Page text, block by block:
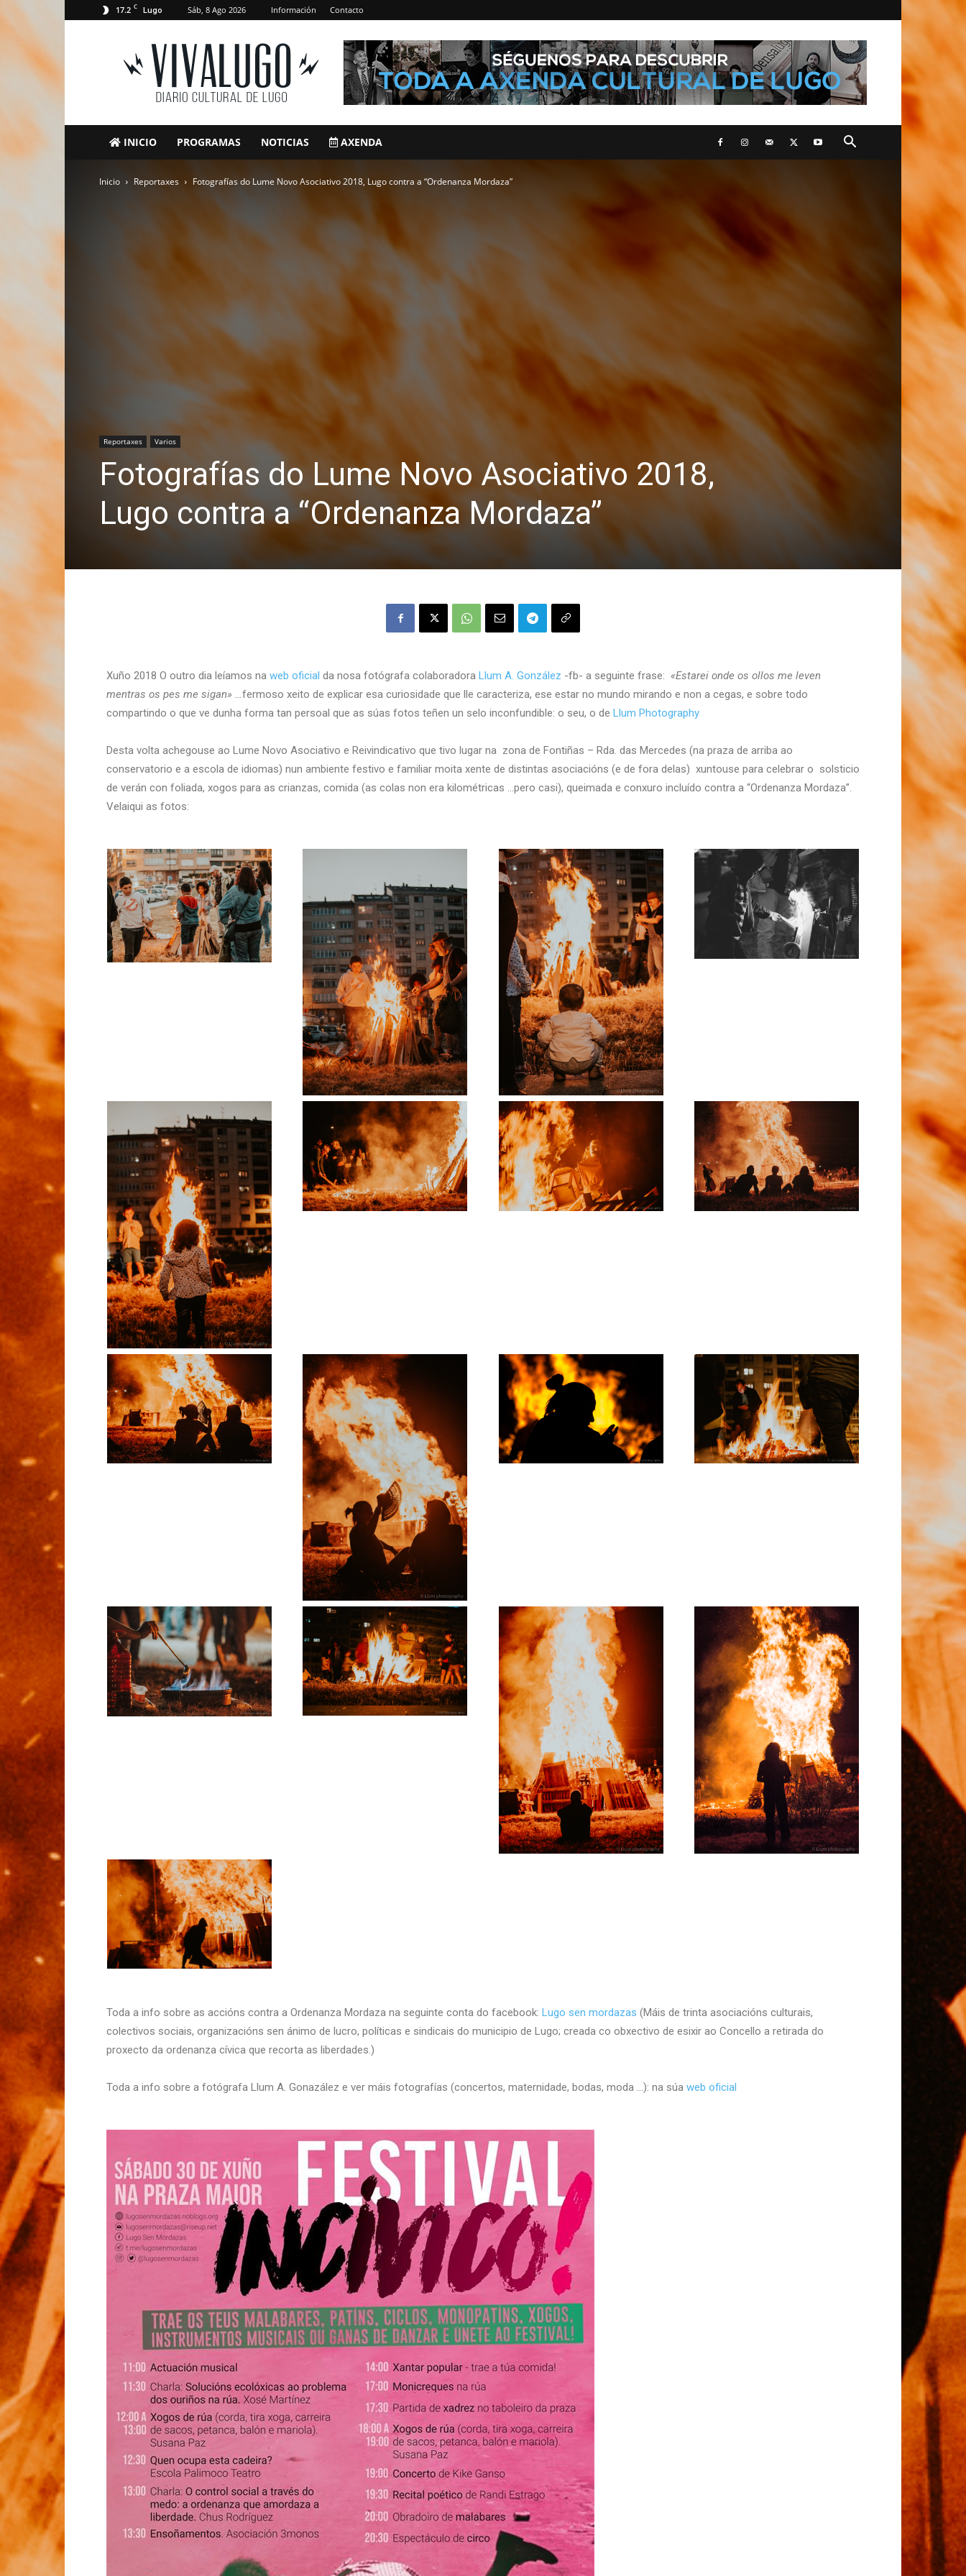
17.2 C Lugo Sáb, 8 Ago 2026 Información Contacto
VivaLugo
INICIO PROGRAMAS NOTICIAS AXENDA
Inicio Reportaxes Fotografías do Lume Novo Asociativo 2018, Lugo contra a “Ordenanza Mordaza”
Reportaxes Varios
Fotografías do Lume Novo Asociativo 2018,
Lugo contra a “Ordenanza Mordaza”
Xuño 2018 O outro dia leíamos na web oficial da nosa fotógrafa colaboradora Llum A. González -fb- a seguinte frase: «Estarei onde os ollos me leven
mentras os pes me sigan» …fermoso xeito de explicar esa curiosidade que lle caracteriza, ese estar no mundo mirando e non a cegas, e sobre todo
compartindo o que ve dunha forma tan persoal que as súas fotos teñen un selo inconfundible: o seu, o de Llum Photography
Desta volta achegouse ao Lume Novo Asociativo e Reivindicativo que tivo lugar na zona de Fontiñas – Rda. das Mercedes (na praza de arriba ao
conservatorio e a escola de idiomas) nun ambiente festivo e familiar moita xente de distintas asociacións (e de fora delas) xuntouse para celebrar o solsticio
de verán con foliada, xogos para as crianzas, comida (as colas non era kilométricas …pero casi), queimada e conxuro incluído contra a “Ordenanza Mordaza”.
Velaiqui as fotos:
Toda a info sobre as accións contra a Ordenanza Mordaza na seguinte conta do facebook: Lugo sen mordazas (Máis de trinta asociacións culturais,
colectivos sociais, organizacións sen ánimo de lucro, políticas e sindicais do municipio de Lugo; creada co obxectivo de esixir ao Concello a retirada do
proxecto da ordenanza cívica que recorta as liberdades.)
Toda a info sobre a fotógrafa Llum A. Gonazález e ver máis fotografías (concertos, maternidade, bodas, moda …): na súa web oficial